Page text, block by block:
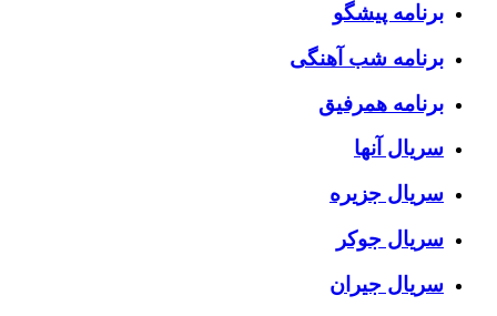
برنامه پیشگو
برنامه شب آهنگی
برنامه همرفیق
سریال آنها
سریال جزیره
سریال جوکر
سریال جیران